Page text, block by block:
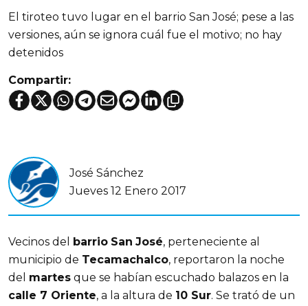
El tiroteo tuvo lugar en el barrio San José; pese a las
versiones, aún se ignora cuál fue el motivo; no hay
detenidos
Compartir:
José Sánchez
Jueves 12 Enero 2017
Vecinos del barrio San José, perteneciente al
municipio de Tecamachalco, reportaron la noche
del martes que se habían escuchado balazos en la
calle 7 Oriente, a la altura de 10 Sur. Se trató de un